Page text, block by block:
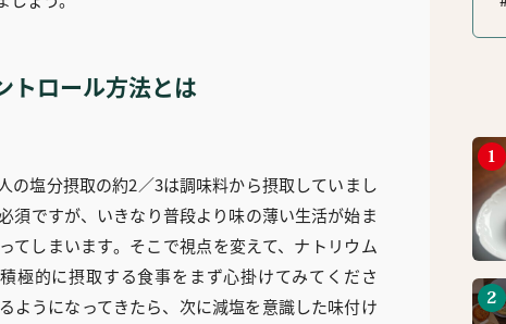
トロール方法とは
の塩分摂取の約2／3は調味料から摂取していまし
須ですが、いきなり普段より味の薄い生活が始ま
てしまいます。そこで視点を変えて、ナトリウム
極的に摂取する食事をまず心掛けてみてくださ
ようになってきたら、次に減塩を意識した味付け